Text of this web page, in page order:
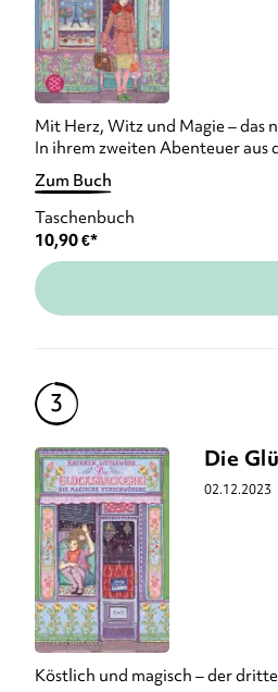
Mit Herz, Witz und Magie – das
In ihrem zweiten Abenteuer
Zum Buch
Taschenbuch
10,90€*
Die
02.12.2023
Köstlich und magisch – der